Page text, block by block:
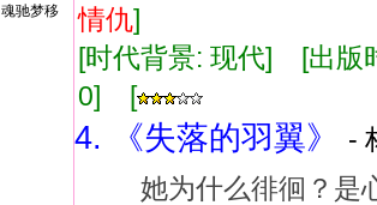
魂驰梦移
情仇]
[时代背景: 现代] [出
0] [
4. 《失落的羽翼》
-
她为什么徘徊？是